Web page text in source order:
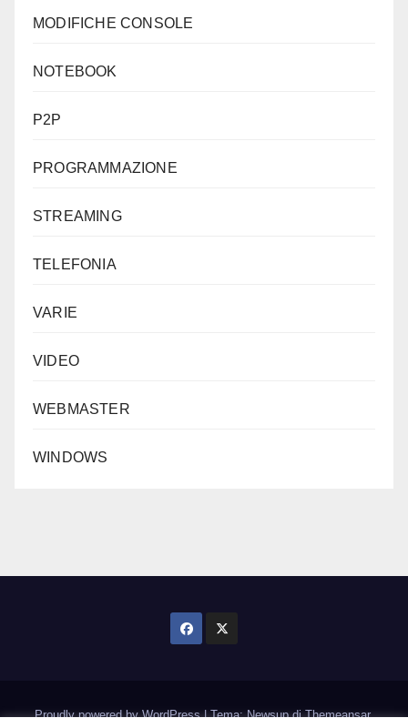
MODIFICHE CONSOLE
NOTEBOOK
P2P
PROGRAMMAZIONE
STREAMING
TELEFONIA
VARIE
VIDEO
WEBMASTER
WINDOWS
Proudly powered by WordPress|Tema: Newsup diThemeansar.